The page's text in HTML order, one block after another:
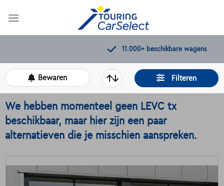
beschikbare wagens
Filteren
Bewaren
We hebben momenteel geen LEVC tx
beschikbaar, maar hier zijn een paar
alternatieven die je misschien aanspreken.